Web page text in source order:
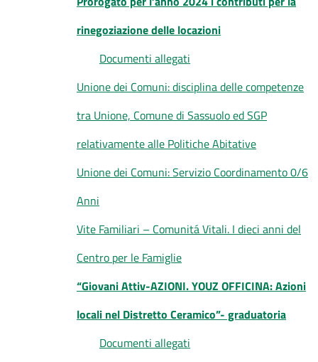
rinegoziazione delle locazioni
Documenti allegati
Unione dei Comuni: disciplina delle competenze
tra Unione, Comune di Sassuolo ed SGP
relativamente alle Politiche Abitative
Unione dei Comuni: Servizio Coordinamento 0/6
Anni
Vite Familiari – Comunitá Vitali. I dieci anni del
Centro per le Famiglie
“Giovani Attiv-AZIONI. YOUZ OFFICINA: Azioni
locali nel Distretto Ceramico”- graduatoria
Documenti allegati